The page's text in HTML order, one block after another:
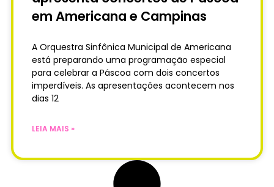
em Americana e Campinas
A Orquestra Sinfônica Municipal de Americana
está preparando uma programação especial
para celebrar a Páscoa com dois concertos
imperdíveis. As apresentações acontecem nos
dias 12
LEIA MAIS »